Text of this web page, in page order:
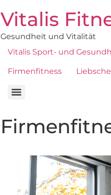
Vitalis
Gesundheit und Vitalität
Vitalis Sport- und
Firmenfitness